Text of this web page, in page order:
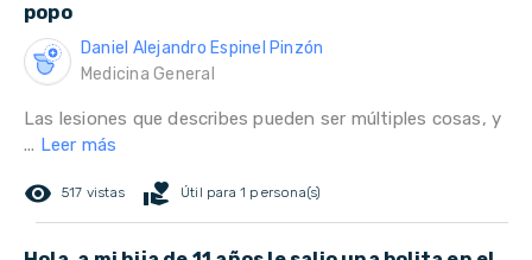
popo
Daniel Alejandro Espinel Pinzón
Medicina General
Las lesiones que describes pueden ser múltiples cosas, y
... Leer más
remove_red_eye 517 vistas volunteer_activism Útil para 1 persona(s)